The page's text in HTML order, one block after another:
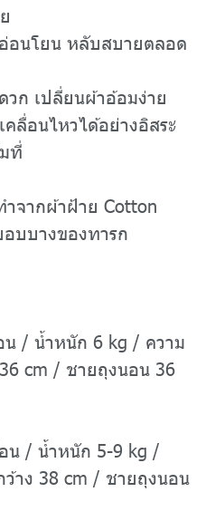
อนโยน หลับสบายตลอด
ก เปลี่ยนผ้าอ้อมง่าย
ลื่อนไหวได้อย่างอิสระ
ที่
จากผ้าฝ้าย Cotton
อบบางของทารก
น / น้ำหนัก 6 kg / ความ
cm / ชายถุงนอน 36
น / น้ำหนัก 5-9 kg /
าง 38 cm / ชายถุงนอน